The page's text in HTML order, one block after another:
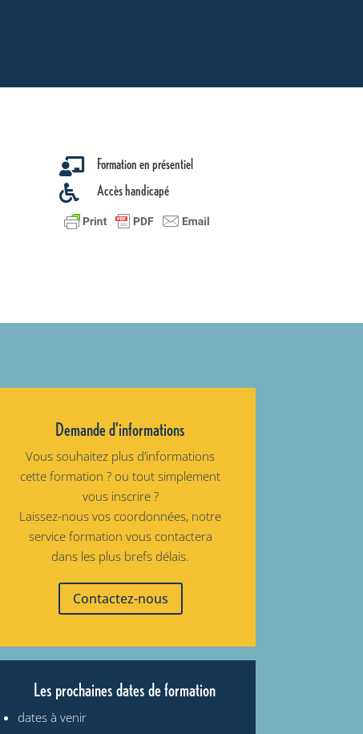
 Formation en présentiel
 Accès handicapé
Demande d'informations
Vous souhaitez plus d’informations
cette formation ? ou tout simplement
vous inscrire ?
Laissez-nous vos coordonnées, notre
service formation vous contactera
dans les plus brefs délais.
Contactez-nous
Les prochaines dates de formation
dates à venir